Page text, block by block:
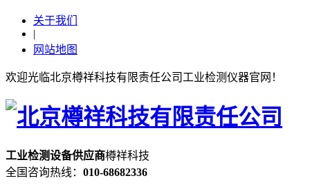
关于我们
|
网站地图
欢迎光临北京樽祥科技有限责任公司工业检测仪器官网！
工业检测设备供应商樽祥科技
全国咨询热线： 010-68682336